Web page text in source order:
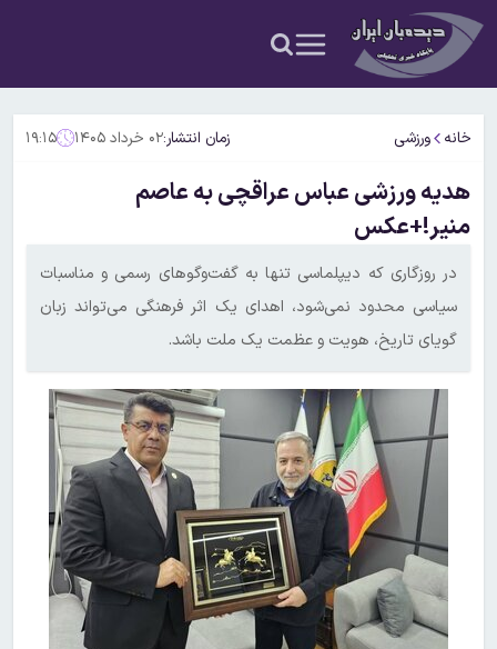
خانه ورزشی زمان انتشار:۰۲ خرداد ۱۴۰۵ ۱۹:۱۵
هدیه ورزشی عباس عراقچی به عاصم
منیر!+عکس
در روزگاری که دیپلماسی تنها به گفت‌وگوهای رسمی و مناسبات
سیاسی محدود نمی‌شود، اهدای یک اثر فرهنگی می‌تواند زبان
گویای تاریخ، هویت و عظمت یک ملت باشد.